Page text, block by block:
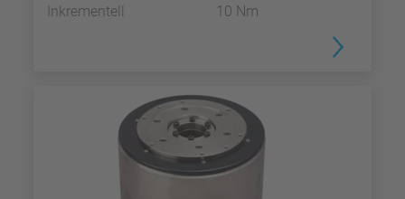
Inkrementell 10 Nm